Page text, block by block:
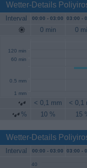
Wetter-Details
Interval 00:00 - 03:00 03:00 -
0 min 0
60 min
120 min
0.5 mm
1 mm
< 0,1 mm < 0,1
%
10 % 15
Wetter-Details
Interval 00:00 - 03:00 03:00 -
40